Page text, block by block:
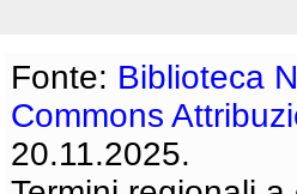
Fonte: Biblioteca
Commons
20.11.2025.